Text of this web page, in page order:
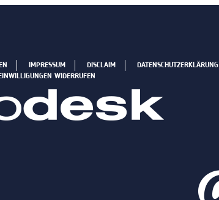
IMPRESSUM DISCLAIM DATENSCHUTZERKLÄRUNG
WIDERRUFEN